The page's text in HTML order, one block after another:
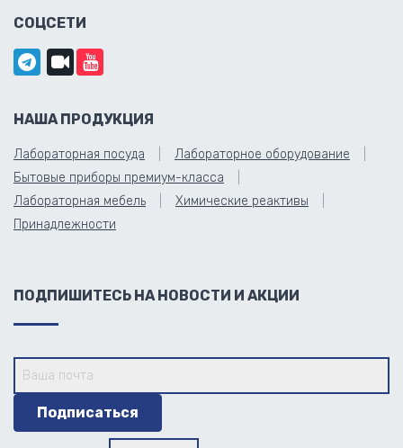
СОЦСЕТИ
НАША ПРОДУКЦИЯ
Лабораторная посуда
Лабораторное оборудование
Бытовые приборы премиум-класса
Лабораторная мебель
Химические реактивы
Принадлежности
ПОДПИШИТЕСЬ НА НОВОСТИ И АКЦИИ